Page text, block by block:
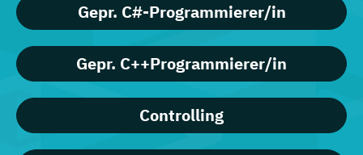
Gepr. C#-Programmierer/in
Gepr. C++Programmierer/in
Controlling